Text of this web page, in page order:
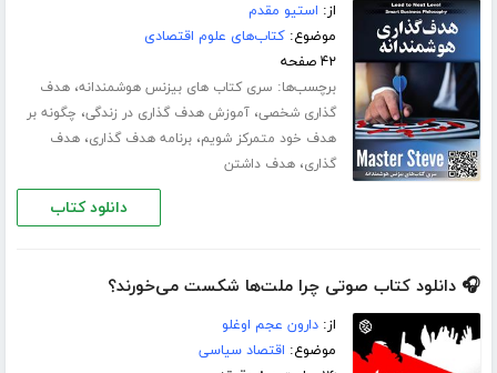
از: استیو مقدم
موضوع:کتاب‌های علوم اقتصادی
۴۲ صفحه
برچسب‌ها: سری کتاب های بیزنس هوشمندانه،هدف
گذاری شخصی،آموزش هدف گذاری در زندگی، چگونه بر
هدف خود متمرکز شویم،برنامه هدف گذاری،هدف
گذاری،هدف داشتن
دانلود کتاب
🎧 دانلود کتاب صوتی چرا ملت‌ها شکست می‌خورند؟
از:دارون عجم اوغلو
موضوع: اقتصاد سیاسی